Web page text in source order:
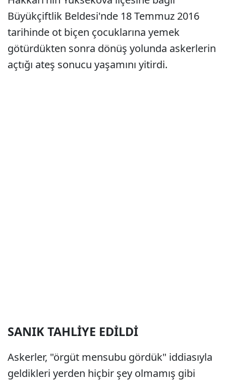
Büyükçiftlik Beldesi'nde 18 Temmuz 2016
tarihinde ot biçen çocuklarına yemek
götürdükten sonra dönüş yolunda askerlerin
açtığı ateş sonucu yaşamını yitirdi.
SANIK TAHLİYE EDİLDİ
Askerler, "örgüt mensubu gördük" iddiasıyla
geldikleri yerden hiçbir şey olmamış gibi